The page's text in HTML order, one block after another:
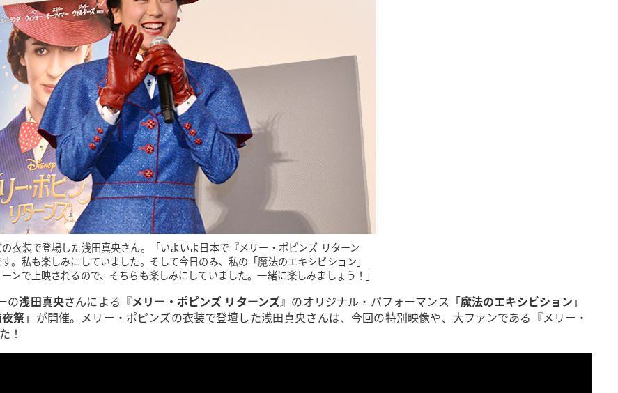
衣装で登場した浅田真央さん。「いよいよ日本で『メリー・ポピンズ リターン
。私も楽しみにしていました。そして今日のみ、私の「魔法のエキシビション」
ンで上映されるので、そちらも楽しみにしていました。一緒に楽しみましょう！」
の浅田真央さんによる『メリー・ポピンズ リターンズ』のオリジナル・パフォーマンス「魔法のエキシビション 」
祭」が開催。メリー・ポピンズの衣装で登壇した浅田真央さんは、今回の特別映像や、大ファンである『メリー・
！